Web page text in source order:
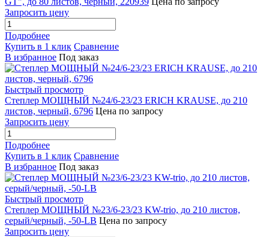
Запросить цену
Подробнее
Купить в 1 клик Сравнение
В избранное Под заказ
Быстрый просмотр
Степлер МОЩНЫЙ №24/6-23/23 ERICH KRAUSE, до 210
листов, черный, 6796 Цена по запросу
Запросить цену
Подробнее
Купить в 1 клик Сравнение
В избранное Под заказ
Быстрый просмотр
Степлер МОЩНЫЙ №23/6-23/23 KW-trio, до 210 листов,
серый/черный, -50-LB Цена по запросу
Запросить цену